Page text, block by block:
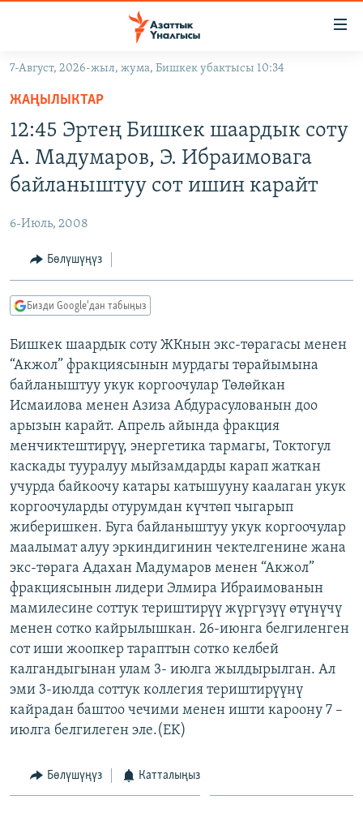
Навигацияга
өтүңүз
салыңызКЫРГЫЗСТАН
САЯСАТ
МАДАНИЯТ
ДҮЙНӨ
УКРАИНА
ТВ ПРОГРАММАЛАР
БҮГҮН АЗАТТЫКТА
ДАНИСТЕ
ЭЖЕ-СИҢДИЛЕР
АЗАТТЫК+
ЫҢГАЙСЫЗ СУРООЛОР
ПОДКАСТ
ОНЛАЙН ШЕРИНЕ
ЭЕ/АРнун бардык сайттары
7-Август, 2026-жыл, жума, Бишкек убактысы 10:34
ЖАҢЫЛЫКТАР
12:45 Эртең Бишкек шаардык соту
А. Мадумаров, Э. Ибраимовага
байланыштуу сот ишин карайт
6-Июль, 2008
Бөлүшүңүз
Бизди Google'дан табыңыз
Бишкек шаардык соту ЖКнын экс-төрагасы менен
“Акжол” фракциясынын мурдагы төрайымына
байланыштуу укук коргоочулар Төлөйкан
Исмаилова менен Азиза Абдурасулованын доо
арызын карайт. Апрель айында фракция
менчиктештирүү, энергетика тармагы, Токтогул
каскады тууралуу мыйзамдарды карап жаткан
учурда байкоочу катары катышууну каалаган укук
коргоочуларды отурумдан күчтөп чыгарып
жиберишкен. Буга байланыштуу укук коргоочулар
маалымат алуу эркиндигинин чектелгенине жана
экс-төрага Адахан Мадумаров менен “Акжол”
фракциясынын лидери Элмира Ибраимованын
мамилесине соттук териштирүү жүргүзүү өтүнүчү
менен сотко кайрылышкан. 26-июнга белгиленген
сот иши жоопкер тараптын сотко келбей
калгандыгынан улам 3- июлга жылдырылган. Ал
эми 3-июлда соттук коллегия териштирүүнү
кайрадан баштоо чечими менен ишти кароону 7 –
июлга белгилеген эле.(EK)
Бөлүшүңүз Катталыңыз